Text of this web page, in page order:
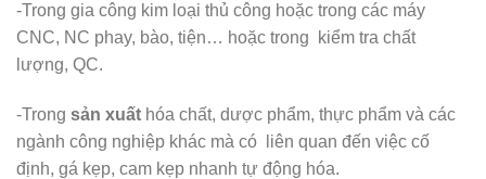
-Trong gia công kim loại thủ công hoặc trong các máy
CNC, NC phay, bào, tiện… hoặc trong kiểm tra chất
lượng, QC.
-Trong sản xuất hóa chất, dược phẩm, thực phẩm và các
ngành công nghiệp khác mà có liên quan đến việc cố
định, gá kẹp, cam kẹp nhanh tự động hóa.